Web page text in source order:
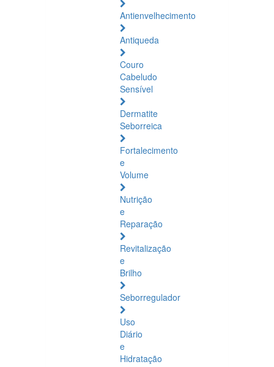
Antienvelhecimento
Antiqueda
Couro
Cabeludo
Sensível
Dermatite
Seborreica
Fortalecimento
e
Volume
Nutrição
e
Reparação
Revitalização
e
Brilho
Seborregulador
Uso
Diário
e
Hidratação